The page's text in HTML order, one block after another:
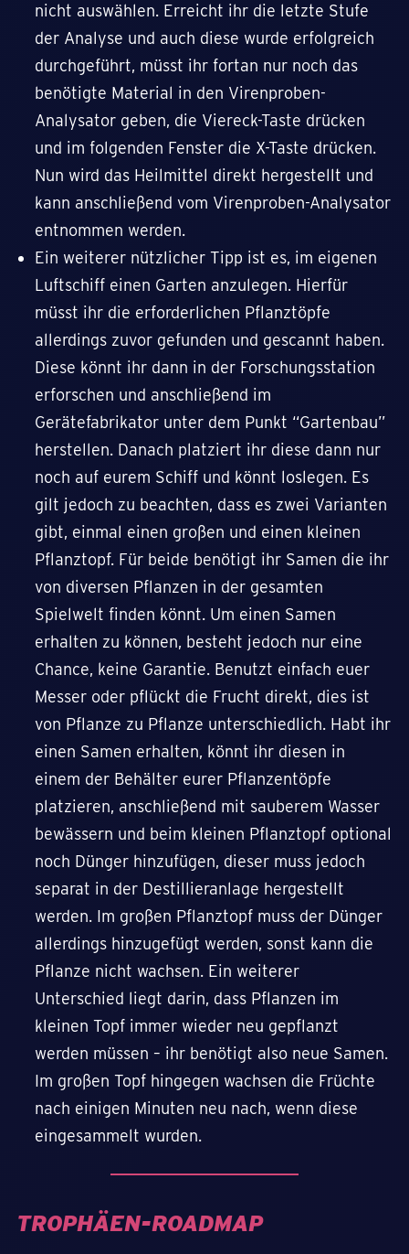
nicht auswählen. Erreicht ihr die letzte Stufe
der Analyse und auch diese wurde erfolgreich
durchgeführt, müsst ihr fortan nur noch das
benötigte Material in den Virenproben-
Analysator geben, die Viereck-Taste drücken
und im folgenden Fenster die X-Taste drücken.
Nun wird das Heilmittel direkt hergestellt und
kann anschließend vom Virenproben-Analysator
entnommen werden.
Ein weiterer nützlicher Tipp ist es, im eigenen
Luftschiff einen Garten anzulegen. Hierfür
müsst ihr die erforderlichen Pflanztöpfe
allerdings zuvor gefunden und gescannt haben.
Diese könnt ihr dann in der Forschungsstation
erforschen und anschließend im
Gerätefabrikator unter dem Punkt “Gartenbau”
herstellen. Danach platziert ihr diese dann nur
noch auf eurem Schiff und könnt loslegen. Es
gilt jedoch zu beachten, dass es zwei Varianten
gibt, einmal einen großen und einen kleinen
Pflanztopf. Für beide benötigt ihr Samen die ihr
von diversen Pflanzen in der gesamten
Spielwelt finden könnt. Um einen Samen
erhalten zu können, besteht jedoch nur eine
Chance, keine Garantie. Benutzt einfach euer
Messer oder pflückt die Frucht direkt, dies ist
von Pflanze zu Pflanze unterschiedlich. Habt ihr
einen Samen erhalten, könnt ihr diesen in
einem der Behälter eurer Pflanzentöpfe
platzieren, anschließend mit sauberem Wasser
bewässern und beim kleinen Pflanztopf optional
noch Dünger hinzufügen, dieser muss jedoch
separat in der Destillieranlage hergestellt
werden. Im großen Pflanztopf muss der Dünger
allerdings hinzugefügt werden, sonst kann die
Pflanze nicht wachsen. Ein weiterer
Unterschied liegt darin, dass Pflanzen im
kleinen Topf immer wieder neu gepflanzt
werden müssen – ihr benötigt also neue Samen.
Im großen Topf hingegen wachsen die Früchte
nach einigen Minuten neu nach, wenn diese
eingesammelt wurden.
TROPHÄEN-ROADMAP